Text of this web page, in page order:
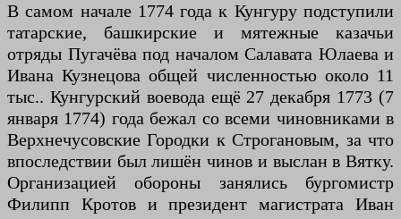
В самом начале 1774 года к Кунгуру подступили
татарские, башкирские и мятежные казачьи
отряды Пугачёва под началом Салавата Юлаева и
Ивана Кузнецова общей численностью около 11
тыс.. Кунгурский воевода ещё 27 декабря 1773 (7
января 1774) года бежал со всеми чиновниками в
Верхнечусовские Городки к Строгановым, за что
впоследствии был лишён чинов и выслан в Вятку.
Организацией обороны занялись бургомистр
Филипп Кротов и президент магистрата Иван